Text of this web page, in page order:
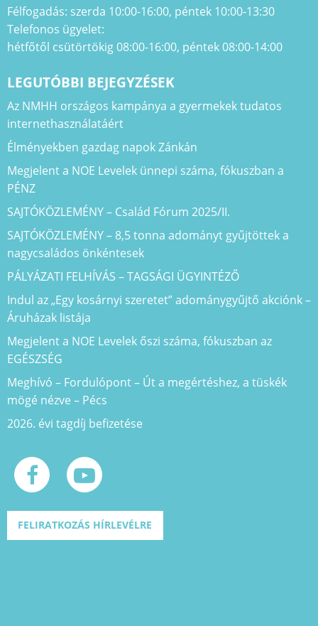
Félfogadás: szerda 10:00-16:00, péntek 10:00-13:30
Telefonos ügyelet:
hétfőtől csütörtökig 08:00-16:00, péntek 08:00-14:00
LEGUTÓBBI BEJEGYZÉSEK
Az NMHH országos kampánya a gyermekek tudatos
internethasználatáért
Élményekben gazdag napok Zánkán
Megjelent a NOE Levelek ünnepi száma, fókuszban a
PÉNZ
SAJTÓKÖZLEMÉNY – Család Fórum 2025/II.
SAJTÓKÖZLEMÉNY – 8,5 tonna adományt gyűjtöttek a
nagycsaládos önkéntesek
PÁLYÁZATI FELHÍVÁS – TAGSÁGI ÜGYINTÉZŐ
Indul az „Egy kosárnyi szeretet” adománygyűjtő akciónk –
Áruházak listája
Megjelent a NOE Levelek őszi száma, fókuszban az
EGÉSZSÉG
Meghívó – Fordulópont – Út a megértéshez, a tüskék
mögé nézve – Pécs
2026. évi tagdíj befizetése
FELIRATKOZÁS HÍRLEVÉLRE